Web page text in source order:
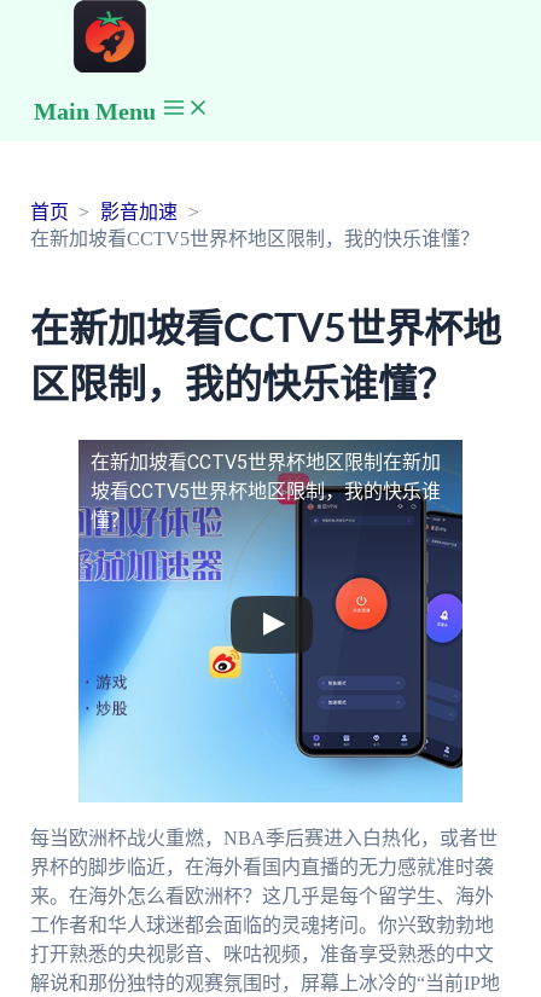
Main Menu
首页
影音加速
在新加坡看CCTV5世界杯地区限制，我的快乐谁懂？
在新加坡看CCTV5世界杯地
区限制，我的快乐谁懂？
在新加坡看CCTV5世界杯地区限制 在新加
坡看CCTV5世界杯地区限制，我的快乐谁
懂？
每当欧洲杯战火重燃，NBA季后赛进入白热化，或者世
界杯的脚步临近，在海外看国内直播的无力感就准时袭
来。在海外怎么看欧洲杯？这几乎是每个留学生、海外
工作者和华人球迷都会面临的灵魂拷问。你兴致勃勃地
打开熟悉的央视影音、咪咕视频，准备享受熟悉的中文
解说和那份独特的观赛氛围时，屏幕上冰冷的“当前IP地